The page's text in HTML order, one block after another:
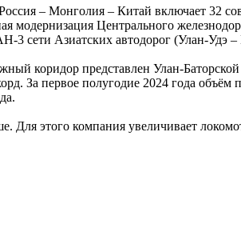
– Монголия – Китай включает 32
модернизация Центрального
3 сети Азиатских автодорог (Улан-Удэ
коридор представлен Улан-
За первое полугодие 2024 года
этого компания увеличивает